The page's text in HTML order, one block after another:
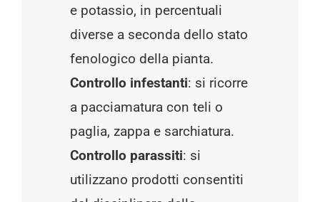
e potassio, in percentuali
diverse a seconda dello stato
fenologico della pianta.
Controllo infestanti: si ricorre
a pacciamatura con teli o
paglia, zappa e sarchiatura.
Controllo parassiti: si
utilizzano prodotti consentiti